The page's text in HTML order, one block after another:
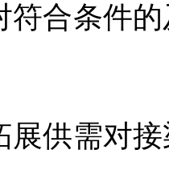
符合条件
展供需对